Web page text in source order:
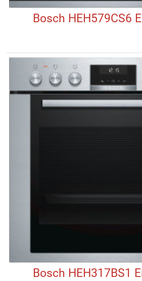
Bosch HEH579CS6
Bosch HEH317BS1